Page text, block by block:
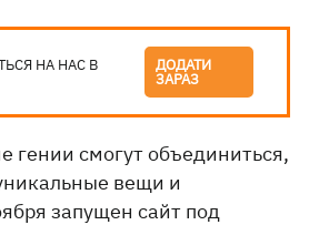
НА НАС В ДОДАТИ
ЗАРАЗ
гении смогут объединиться,
вещи и
запущен сайт под